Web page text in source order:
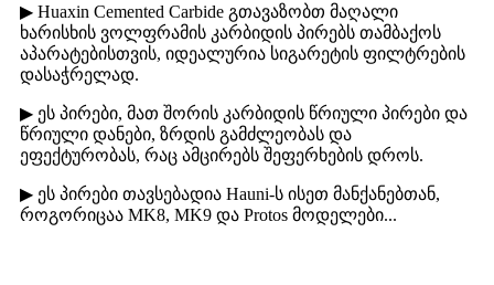
▶ Huaxin Cemented Carbide გთავაზობთ მაღალი
ხარისხის ვოლფრამის კარბიდის პირებს თამბაქოს
აპარატებისთვის, იდეალურია სიგარეტის ფილტრების
დასაჭრელად.
▶ ეს პირები, მათ შორის კარბიდის წრიული პირები და
წრიული დანები, ზრდის გამძლეობას და
ეფექტურობას, რაც ამცირებს შეფერხების დროს.
▶ ეს პირები თავსებადია Hauni-ს ისეთ მანქანებთან,
როგორიცაა MK8, MK9 და Protos მოდელები...